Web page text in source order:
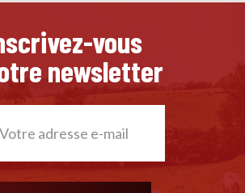
vous
newsletter